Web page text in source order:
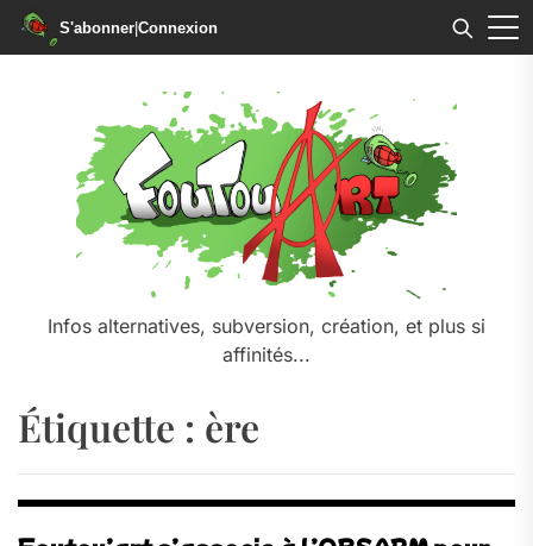
S'abonner|Connexion
Infos alternatives, subversion, création, et plus si
affinités...
Étiquette : ère